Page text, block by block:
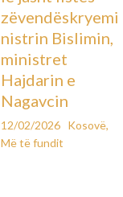
zëvendëskryemi
nistrin Bislimin,
ministret
Hajdarin e
Nagavcin
12/02/2026 Kosovë,
Më të fundit